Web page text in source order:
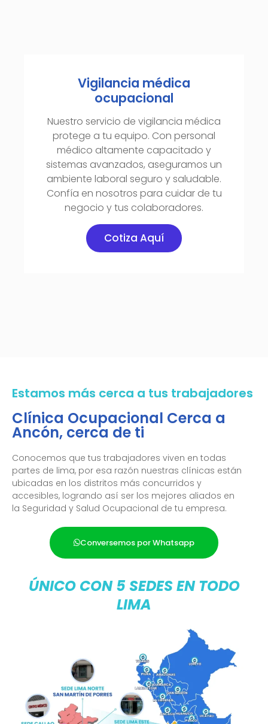
Vigilancia médica
ocupacional
Nuestro servicio de vigilancia médica
protege a tu equipo. Con personal
médico altamente capacitado y
sistemas avanzados, aseguramos un
ambiente laboral seguro y saludable.
Confía en nosotros para cuidar de tu
negocio y tus colaboradores.
Cotiza Aquí
Estamos más cerca a tus trabajadores
Clínica Ocupacional Cerca a
Ancón, cerca de ti
Conocemos que tus trabajadores viven en todas
partes de lima, por esa razón nuestras clínicas están
ubicadas en los distritos más concurridos y
accesibles, logrando así ser los mejores aliados en
la Seguridad y Salud Ocupacional de tu empresa.
Conversemos por Whatsapp
ÚNICO CON 5 SEDES EN TODO
LIMA